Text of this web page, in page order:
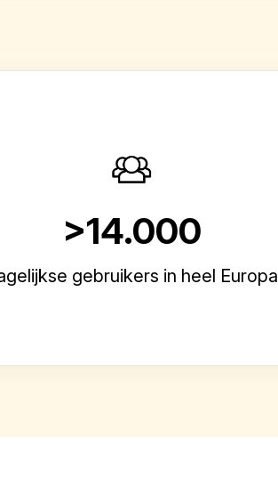
>14.000
gebruikers in heel Europa